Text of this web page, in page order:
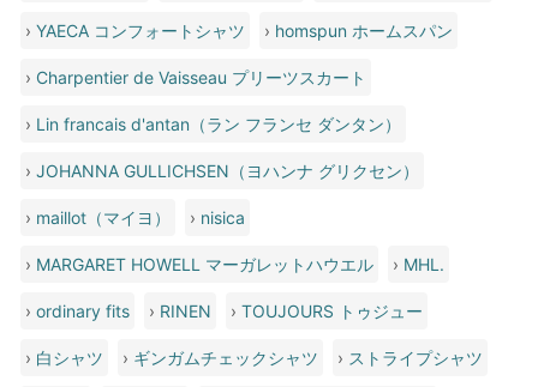
›YAECA コンフォートシャツ › homspun ホームスパン
› Charpentier de Vaisseau プリーツスカート
› Lin francais d'antan（ラン フランセ ダンタン）
›JOHANNA GULLICHSEN（ヨハンナ グリクセン）
› maillot（マイヨ） › nisica
› MARGARET HOWELL マーガレットハウエル › MHL.
›ordinary fits › RINEN ›TOUJOURS トゥジュー
› 白シャツ › ギンガムチェックシャツ › ストライプシャツ